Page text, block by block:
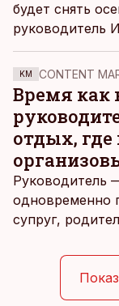
будет снять
руководитель
агентства
директор
Тармо Роос
Apollo договор
KM CONTENT
Время как
отдых, где
Руководитель
одновременно
супруг,
Рабочие дни
потоком